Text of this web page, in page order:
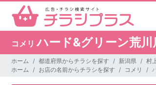
コメリハード&グリーン荒川
ホーム 都道府県からチラシを探す 新潟県 村
ホーム
お店の名前からチラシを探す コメリ